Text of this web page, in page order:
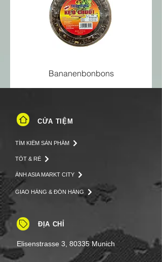
Bananenbonbons
CỬA TIỆM
TÌM KIẾM SẢN PHẨM
TỐT & RẺ
ẢNH ASIA MARKT CITY
GIAO HÀNG & ĐÓN HÀNG
ĐỊA CHỈ
Elisenstrasse 3, 80335 Munich